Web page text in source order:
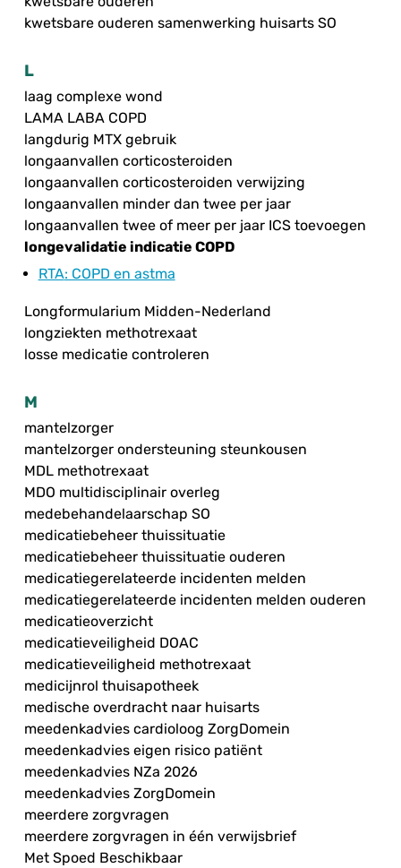
kwetsbare ouderen samenwerking huisarts SO
L
laag complexe wond
LAMA LABA COPD
langdurig MTX gebruik
longaanvallen corticosteroiden
longaanvallen corticosteroiden verwijzing
longaanvallen minder dan twee per jaar
longaanvallen twee of meer per jaar ICS toevoegen
longevalidatie indicatie COPD
RTA: COPD en astma
Longformularium Midden-Nederland
longziekten methotrexaat
losse medicatie controleren
M
mantelzorger
mantelzorger ondersteuning steunkousen
MDL methotrexaat
MDO multidisciplinair overleg
medebehandelaarschap SO
medicatiebeheer thuissituatie
medicatiebeheer thuissituatie ouderen
medicatiegerelateerde incidenten melden
medicatiegerelateerde incidenten melden ouderen
medicatieoverzicht
medicatieveiligheid DOAC
medicatieveiligheid methotrexaat
medicijnrol thuisapotheek
medische overdracht naar huisarts
meedenkadvies cardioloog ZorgDomein
meedenkadvies eigen risico patiënt
meedenkadvies NZa 2026
meedenkadvies ZorgDomein
meerdere zorgvragen
meerdere zorgvragen in één verwijsbrief
Met Spoed Beschikbaar